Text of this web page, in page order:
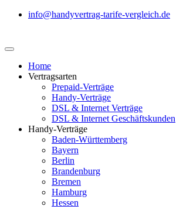
info@handyvertrag-tarife-vergleich.de
Home
Vertragsarten
Prepaid-Verträge
Handy-Verträge
DSL & Internet Verträge
DSL & Internet Geschäftskunden
Handy-Verträge
Baden-Württemberg
Bayern
Berlin
Brandenburg
Bremen
Hamburg
Hessen